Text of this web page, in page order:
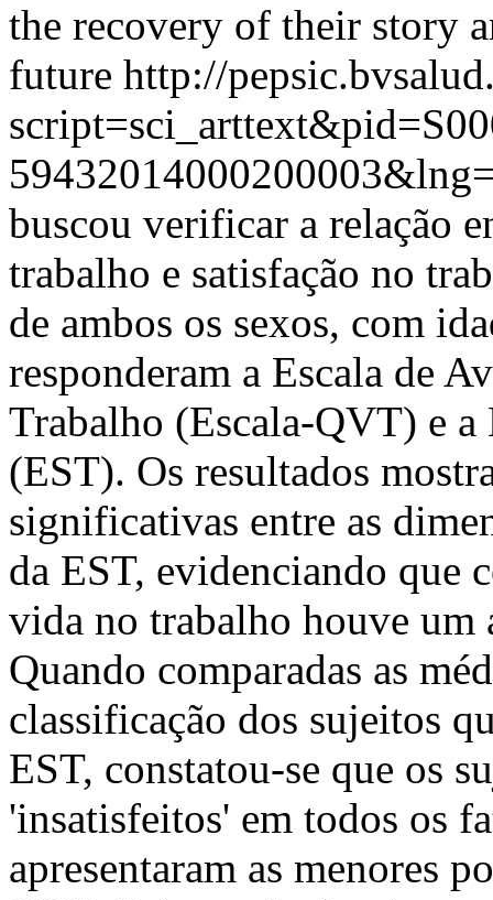
the recovery of their story
future http://
buscou verificar a relação
trabalho e satisfação no
de ambos os sexos, com
responderam a Escala de
Trabalho (Escala-QVT) e a
(EST). Os resultados
significativas entre as
da EST, evidenciando que
vida no trabalho houve um
Quando comparadas as
classificação dos sujeitos
EST, constatou-se que os
'insatisfeitos' em todos os
apresentaram as menores